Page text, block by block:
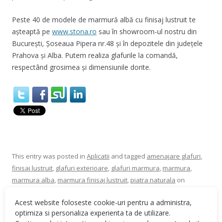
Acest website foloseste cookie-uri pentru a administra,
optimiza si personaliza experienta ta de utilizare.
Peste 40 de modele de marmură albă cu finisaj lustruitte
așteaptă pe www.stona.ro sau în showroom-ul nostru din
București, Șoseaua Pipera nr.48 și în depozitele din județele
Prahova și Alba. Putem realiza glafurile la comandă,
respectând grosimea și dimensiunile dorite.
This entry was posted in Aplicatii and tagged amenajare glafuri,
finisaj lustruit, glafuri exterioare, glafuri marmura, marmura,
marmura alba, marmura finisaj lustruit, piatra naturala on